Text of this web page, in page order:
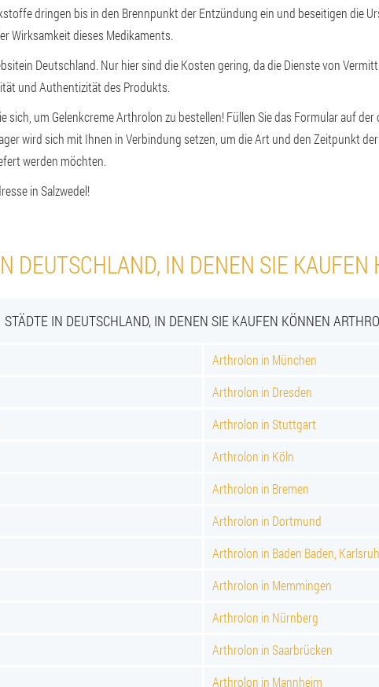
dringen bis in den Brennpunkt der Entzündung ein und beseitigen die
Wirksamkeit dieses Medikaments.
in Deutschland. Nur hier sind die Kosten gering, da die Dienste von
und Authentizität des Produkts.
sich, um Gelenkcreme Arthrolon zu bestellen! Füllen Sie das Formular auf
wird sich mit Ihnen in Verbindung setzen, um die Art und den Zeitpunkt
werden möchten.
in Salzwedel!
DEUTSCHLAND, IN DENEN SIE KAUFEN
STÄDTE IN DEUTSCHLAND, IN DENEN SIE KAUFEN KÖNNEN
Arthrolon in München
Arthrolon in Dresden
Arthrolon in Stuttgart
Arthrolon in Köln
Arthrolon in Bremen
Arthrolon in Dortmund
Arthrolon in Baden Baden,
Arthrolon in Memmingen
Arthrolon in Nürnberg
Arthrolon in Saarbrücken
Arthrolon in Mannheim